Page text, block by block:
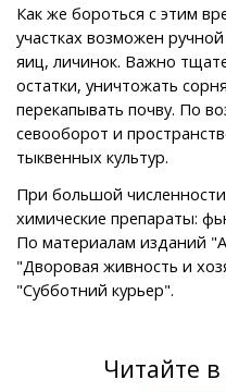
Как же бороться с этим
участках возможен
яиц, личинок. Важно
остатки, уничтожать
перекапывать почву. По
севооборот и
тыквенных культур.
При большой
химические препараты:
По материалам изданий
"Дворовая живность и
"Субботний курьер".
Читайте